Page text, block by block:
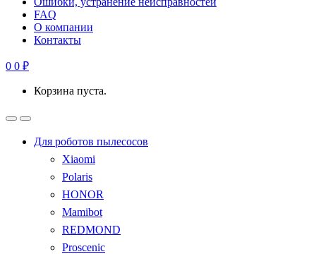
FAQ
О компании
Контакты
0 0 ₽
Корзина пуста.
Для роботов пылесосов
Xiaomi
Polaris
HONOR
Mamibot
REDMOND
Proscenic